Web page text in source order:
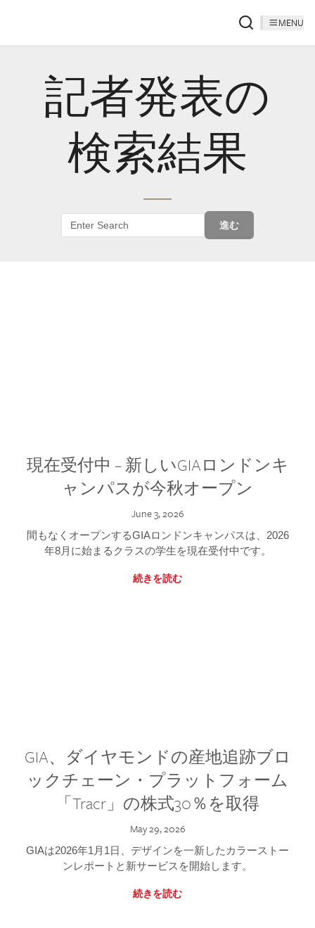
MENU
記者発表の
検索結果
進む
現在受付中 – 新しいGIAロンドンキ
ャンパスが今秋オープン
June 3, 2026
間もなくオープンするGIAロンドンキャンパスは、2026
年8月に始まるクラスの学生を現在受付中です。
続きを読む
GIA、ダイヤモンドの産地追跡ブロ
ックチェーン・プラットフォーム
「Tracr」の株式30％を取得
May 29, 2026
GIAは2026年1月1日、デザインを一新したカラーストー
ンレポートと新サービスを開始します。
続きを読む